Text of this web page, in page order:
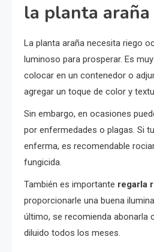
la planta araña
La planta araña necesita riego
luminoso para prosperar. Es
colocar en un contenedor o
agregar un toque de color y
Sin embargo, en ocasiones
por enfermedades o plagas. Si
enferma, es recomendable
fungicida.
También es importante regarla
proporcionarle una buena
último, se recomienda abonarla
diluido todos los meses.